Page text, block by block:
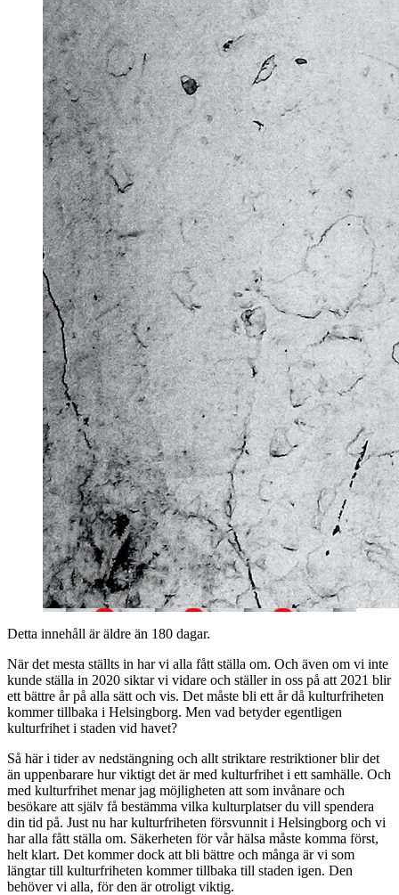
Detta innehåll är äldre än 180 dagar.
När det mesta ställts in har vi alla fått ställa om. Och även om vi inte
kunde ställa in 2020 siktar vi vidare och ställer in oss på att 2021 blir
ett bättre år på alla sätt och vis. Det måste bli ett år då kulturfriheten
kommer tillbaka i Helsingborg. Men vad betyder egentligen
kulturfrihet i staden vid havet?
Så här i tider av nedstängning och allt striktare restriktioner blir det
än uppenbarare hur viktigt det är med kulturfrihet i ett samhälle. Och
med kulturfrihet menar jag möjligheten att som invånare och
besökare att själv få bestämma vilka kulturplatser du vill spendera
din tid på. Just nu har kulturfriheten försvunnit i Helsingborg och vi
har alla fått ställa om. Säkerheten för vår hälsa måste komma först,
helt klart. Det kommer dock att bli bättre och många är vi som
längtar till kulturfriheten kommer tillbaka till staden igen. Den
behöver vi alla, för den är otroligt viktig.